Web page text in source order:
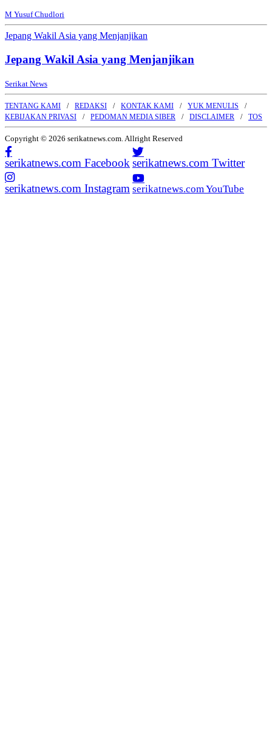
M Yusuf Chudlori
Jepang Wakil Asia yang Menjanjikan
Jepang Wakil Asia yang Menjanjikan
Serikat News
TENTANG KAMI REDAKSI KONTAK KAMI
YUK MENULIS
KEBIJAKAN PRIVASI
PEDOMAN MEDIA SIBER DISCLAIMER TOS
Copyright © 2026 serikatnews.com. Allright Reserved
serikatnews.com Facebook serikatnews.com Twitter
serikatnews.com Instagram serikatnews.com YouTube